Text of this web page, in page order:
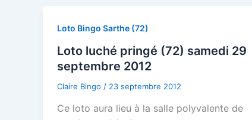
Loto Bingo Sarthe (72)
Loto luché pringé (72) samedi 29
septembre 2012
Claire Bingo / 23 septembre 2012
Ce loto aura lieu à la salle polyvalente de